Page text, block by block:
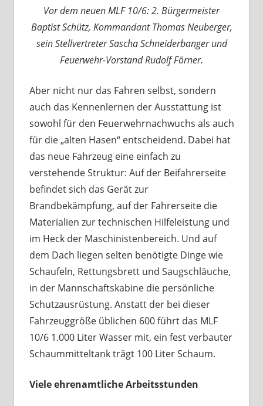
Vor dem neuen MLF 10/6: 2. Bürgermeister
Baptist Schütz, Kommandant Thomas Neuberger,
sein Stellvertreter Sascha Schneiderbanger und
Feuerwehr-Vorstand Rudolf Förner.
Aber nicht nur das Fahren selbst, sondern
auch das Kennenlernen der Ausstattung ist
sowohl für den Feuerwehrnachwuchs als auch
für die „alten Hasen“ entscheidend. Dabei hat
das neue Fahrzeug eine einfach zu
verstehende Struktur: Auf der Beifahrerseite
befindet sich das Gerät zur
Brandbekämpfung, auf der Fahrerseite die
Materialien zur technischen Hilfeleistung und
im Heck der Maschinistenbereich. Und auf
dem Dach liegen selten benötigte Dinge wie
Schaufeln, Rettungsbrett und Saugschläuche,
in der Mannschaftskabine die persönliche
Schutzausrüstung. Anstatt der bei dieser
Fahrzeuggröße üblichen 600 führt das MLF
10/6 1.000 Liter Wasser mit, ein fest verbauter
Schaummitteltank trägt 100 Liter Schaum.
Viele ehrenamtliche Arbeitsstunden